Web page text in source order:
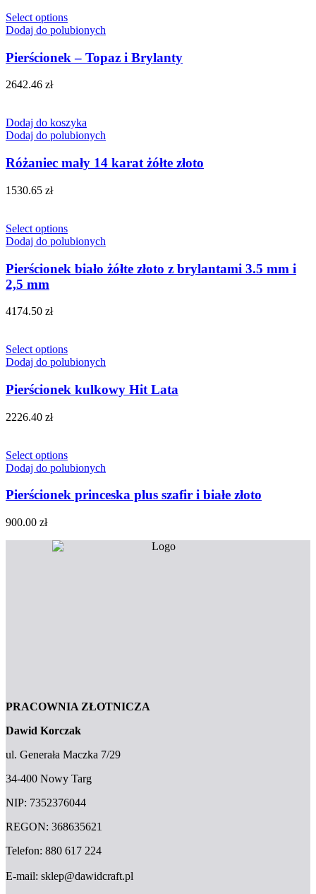
Select options
Dodaj do polubionych
Pierścionek – Topaz i Brylanty
2642.46 zł
Dodaj do koszyka
Dodaj do polubionych
Różaniec mały 14 karat żółte złoto
1530.65 zł
Select options
Dodaj do polubionych
Pierścionek biało żółte złoto z brylantami 3.5 mm i
2,5 mm
4174.50 zł
Select options
Dodaj do polubionych
Pierścionek kulkowy Hit Lata
2226.40 zł
Select options
Dodaj do polubionych
Pierścionek princeska plus szafir i białe złoto
900.00 zł
PRACOWNIA ZŁOTNICZA
Dawid Korczak
ul. Generała Maczka 7/29
34-400 Nowy Targ
NIP: 7352376044
REGON: 368635621
Telefon: 880 617 224
E-mail: sklep@dawidcraft.pl